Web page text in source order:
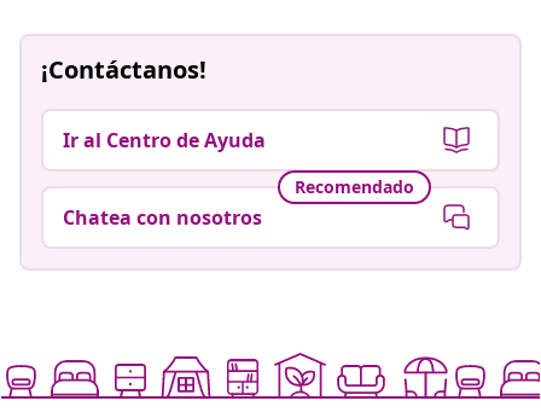
¡Contáctanos!
Ir al Centro de Ayuda
Recomendado
Chatea con nosotros